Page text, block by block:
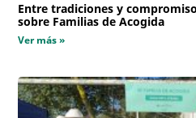
Entre tradiciones y
sobre Familias de Acogida
Ver más »